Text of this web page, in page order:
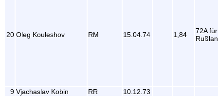
20 Oleg Kouleshov RM 15.04.74 1,84
72A für
9 Vjachaslav Kobin RR
10.12.73